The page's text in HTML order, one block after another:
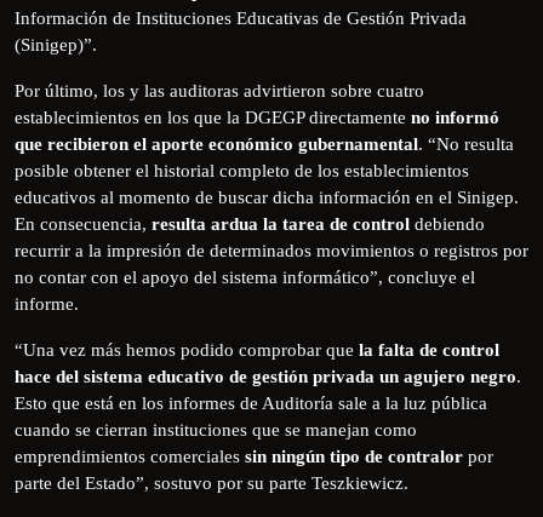
Información de Instituciones Educativas de Gestión Privada
(Sinigep)”.
Por último, los y las auditoras advirtieron sobre cuatro
establecimientos en los que la DGEGP directamente no informó
que recibieron el aporte económico gubernamental. “No resulta
posible obtener el historial completo de los establecimientos
educativos al momento de buscar dicha información en el Sinigep.
En consecuencia, resulta ardua la tarea de control debiendo
recurrir a la impresión de determinados movimientos o registros por
no contar con el apoyo del sistema informático”, concluye el
informe.
“Una vez más hemos podido comprobar que la falta de control
hace del sistema educativo de gestión privada un agujero negro.
Esto que está en los informes de Auditoría sale a la luz pública
cuando se cierran instituciones que se manejan como
emprendimientos comerciales sin ningún tipo de contralor por
parte del Estado”, sostuvo por su parte Teszkiewicz.